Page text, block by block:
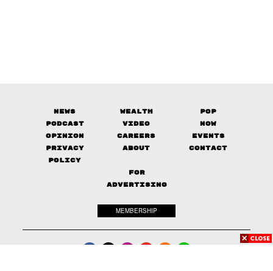
News Wealth
Pop
Podcast
Video
Now
Opinion
Careers
Events
Privacy
Policy
About Contact
FOR
ADVERTISING
MEMBERSHIP